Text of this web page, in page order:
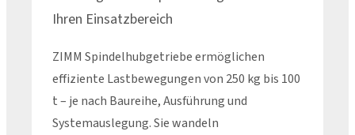
Ihren Einsatzbereich
ZIMM Spindelhubgetriebe ermöglichen
effiziente Lastbewegungen von 250 kg bis 100
t – je nach Baureihe, Ausführung und
Systemauslegung. Sie wandeln